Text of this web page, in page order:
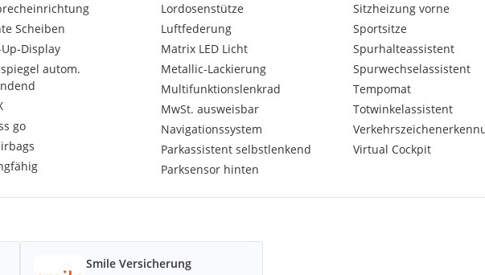
Scheiben
Display
autom.
go
Lordosenstütze
Luftfederung
Matrix LED Licht
Metallic-Lackierung
Multifunktionslenkrad
MwSt. ausweisbar
Navigationssystem
Parkassistent selbstlenkend
Parksensor hinten
Sitzheizung vorne
Sportsitze
Spurhalteassistent
Spurwechselassistent
Tempomat
Totwinkelassistent
Virtual Cockpit
Smile Versicherung